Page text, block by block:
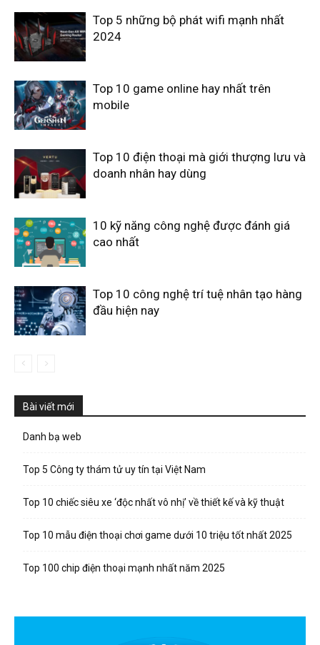
Top 5 những bộ phát wifi mạnh nhất
2024
Top 10 game online hay nhất trên
mobile
Top 10 điện thoại mà giới thượng lưu và
doanh nhân hay dùng
10 kỹ năng công nghệ được đánh giá
cao nhất
Top 10 công nghệ trí tuệ nhân tạo hàng
đầu hiện nay
Bài viết mới
Danh bạ web
Top 5 Công ty thám tử uy tín tại Việt Nam
Top 10 chiếc siêu xe ‘độc nhất vô nhị’ về thiết kế và kỹ thuật
Top 10 mẫu điện thoại chơi game dưới 10 triệu tốt nhất 2025
Top 100 chip điện thoại mạnh nhất năm 2025